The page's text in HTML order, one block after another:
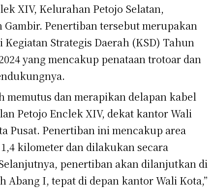
XIV, Kelurahan Petojo Selatan,
Gambir. Penertiban tersebut merupakan
Kegiatan Strategis Daerah (KSD) Tahun
yang mencakup penataan trotoar dan
memutus dan merapikan delapan kabel
Petojo Enclek XIV, dekat kantor Wali
Pusat. Penertiban ini mencakup area
kilometer dan dilakukan secara
penertiban akan dilanjutkan di
Abang I, tepat di depan kantor Wali Kota,”